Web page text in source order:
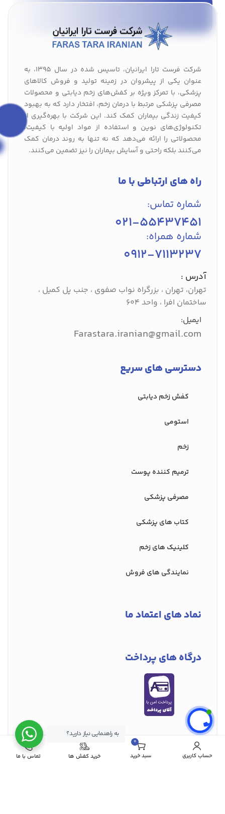
شرکت فرست تارا ایرانیان، تاسیس شده در سال 1395، به
عنوان یکی از پیشروان در زمینه تولید و فروش کالاهای
پزشکی، با تمرکز ویژه بر کفش‌های زخم دیابتی و محصولات
مصرفی پزشکی مرتبط با درمان زخم، افتخار دارد که به بهبود
کیفیت زندگی بیماران کمک کند. این شرکت با بهره‌گیری از
تکنولوژی‌های نوین و استفاده از مواد اولیه با کیفیت،
محصولاتی را ارائه می‌دهد که نه تنها به روند درمان کمک
می‌کنند بلکه راحتی و آسایش بیماران را نیز تضمین می‌کنند.
راه های ارتباطی با ما
شماره تماس:
021-55437451
شماره همراه:
0912-7113237
آدرس :
تهران، تهران ، بزرگراه نواب صفوی ، جنب پل کمیل ،
ساختمان افرا ، واحد 604
ایمیل:
Farastara.iranian@gmail.com
دسترسی های سریع
کفش‌ زخم دیابتی
استومی
زخم
ترمیم کننده پوست
مصرفی پزشکی
کتاب های پزشکی
کلینیک های زخم
نمایندگی های فروش
نماد های اعتماد ما
درگاه های پرداخت
© 2024 – 2026 Farsat Tara Iranain. Designed & SEO by SPINAS ADS
حساب کاربری
0
مورد
سبد خرید خرید کفش ها تماس با ما
به راهنمایی نیاز دارید؟